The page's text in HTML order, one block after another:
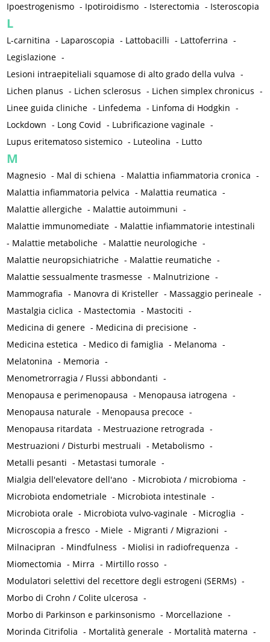
Ipoestrogenismo - Ipotiroidismo - Isterectomia - Isteroscopia
L
L-carnitina - Laparoscopia - Lattobacilli - Lattoferrina -
Legislazione -
Lesioni intraepiteliali squamose di alto grado della vulva -
Lichen planus - Lichen sclerosus - Lichen simplex chronicus -
Linee guida cliniche - Linfedema - Linfoma di Hodgkin -
Lockdown - Long Covid - Lubrificazione vaginale -
Lupus eritematoso sistemico - Luteolina - Lutto
M
Magnesio - Mal di schiena - Malattia infiammatoria cronica -
Malattia infiammatoria pelvica - Malattia reumatica -
Malattie allergiche - Malattie autoimmuni -
Malattie immunomediate - Malattie infiammatorie intestinali
- Malattie metaboliche - Malattie neurologiche -
Malattie neuropsichiatriche - Malattie reumatiche -
Malattie sessualmente trasmesse - Malnutrizione -
Mammografia - Manovra di Kristeller - Massaggio perineale -
Mastalgia ciclica - Mastectomia - Mastociti -
Medicina di genere - Medicina di precisione -
Medicina estetica - Medico di famiglia - Melanoma -
Melatonina - Memoria -
Menometrorragia / Flussi abbondanti -
Menopausa e perimenopausa - Menopausa iatrogena -
Menopausa naturale - Menopausa precoce -
Menopausa ritardata - Mestruazione retrograda -
Mestruazioni / Disturbi mestruali - Metabolismo -
Metalli pesanti - Metastasi tumorale -
Mialgia dell'elevatore dell'ano - Microbiota / microbioma -
Microbiota endometriale - Microbiota intestinale -
Microbiota orale - Microbiota vulvo-vaginale - Microglia -
Microscopia a fresco - Miele - Migranti / Migrazioni -
Milnacipran - Mindfulness - Miolisi in radiofrequenza -
Miomectomia - Mirra - Mirtillo rosso -
Modulatori selettivi del recettore degli estrogeni (SERMs) -
Morbo di Crohn / Colite ulcerosa -
Morbo di Parkinson e parkinsonismo - Morcellazione -
Morinda Citrifolia - Mortalità generale - Mortalità materna -